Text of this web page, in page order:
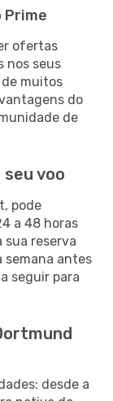
Prime
ofertas
nos seus
muitos
do
de
voo
pode
a 48 horas
sua reserva
semana antes
seguir para
desde a